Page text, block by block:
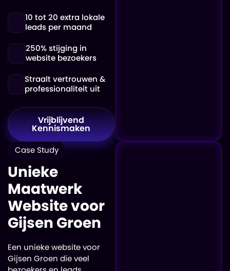
10 tot 20 extra lokale
leads per maand
250% stijging in
website bezoekers
Straalt vertrouwen &
professionaliteit uit
Vrijblijvend
Kennismaken
Case Study
Unieke
Maatwerk
Website voor
Gijsen Groen
Een unieke website voor
Gijsen Groen die veel